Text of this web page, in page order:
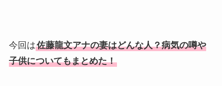
今回は佐藤龍文アナの妻はどんな人？病気の噂や
子供についてもまとめた！